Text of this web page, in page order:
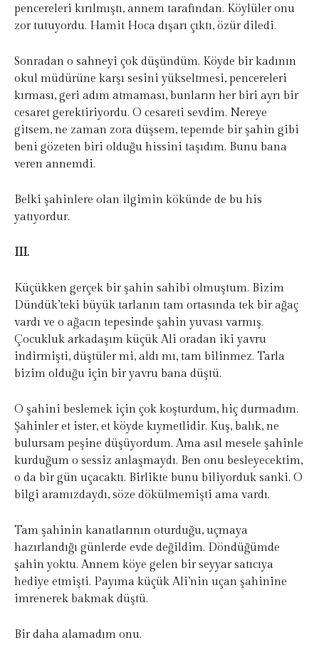
pencereleri kırılmıştı, annem tarafından. Köylüler onu
zor tutuyordu. Hamit Hoca dışarı çıktı, özür diledi.
Sonradan o sahneyi çok düşündüm. Köyde bir kadının
okul müdürüne karşı sesini yükseltmesi, pencereleri
kırması, geri adım atmaması, bunların her biri ayrı bir
cesaret gerektiriyordu. O cesareti sevdim. Nereye
gitsem, ne zaman zora düşsem, tepemde bir şahin gibi
beni gözeten biri olduğu hissini taşıdım. Bunu bana
veren annemdi.
Belki şahinlere olan ilgimin kökünde de bu his
yatıyordur.
III.
Küçükken gerçek bir şahin sahibi olmuştum. Bizim
Dündük’teki büyük tarlanın tam ortasında tek bir ağaç
vardı ve o ağacın tepesinde şahin yuvası varmış.
Çocukluk arkadaşım küçük Ali oradan iki yavru
indirmişti, düştüler mi, aldı mı, tam bilinmez. Tarla
bizim olduğu için bir yavru bana düştü.
O şahini beslemek için çok koşturdum, hiç durmadım.
Şahinler et ister, et köyde kıymetlidir. Kuş, balık, ne
bulursam peşine düşüyordum. Ama asıl mesele şahinle
kurduğum o sessiz anlaşmaydı. Ben onu besleyecektim,
o da bir gün uçacaktı. Birlikte bunu biliyorduk sanki. O
bilgi aramızdaydı, söze dökülmemişti ama vardı.
Tam şahinin kanatlarının oturduğu, uçmaya
hazırlandığı günlerde evde değildim. Döndüğümde
şahin yoktu. Annem köye gelen bir seyyar satıcıya
hediye etmişti. Payıma küçük Ali’nin uçan şahinine
imrenerek bakmak düştü.
Bir daha alamadım onu.